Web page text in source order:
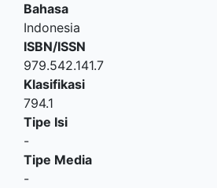
Bahasa
Indonesia
ISBN/ISSN
979.542.141.7
Klasifikasi
794.1
Tipe Isi
-
Tipe Media
-